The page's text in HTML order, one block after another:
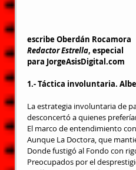
escribe Oberdán Rocamora
Redactor Estrella, especial
para JorgeAsisDigital.com
1.- Táctica involuntaria.
La estrategia involuntaria de
desconcertó a quienes
El marco de entendimiento
Aunque La Doctora, que
Donde fustigó al Fondo con
Preocupados por el